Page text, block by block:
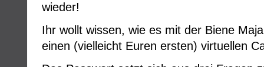
wieder!
Ihr wollt wissen, wie es mit der Biene
einen (vielleicht Euren ersten) virtuellen